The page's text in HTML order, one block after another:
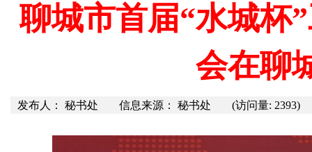
聊城市首届“水城杯
会在聊
发布人： 秘书处 信息来源： 秘书处 (访问量: 2393)